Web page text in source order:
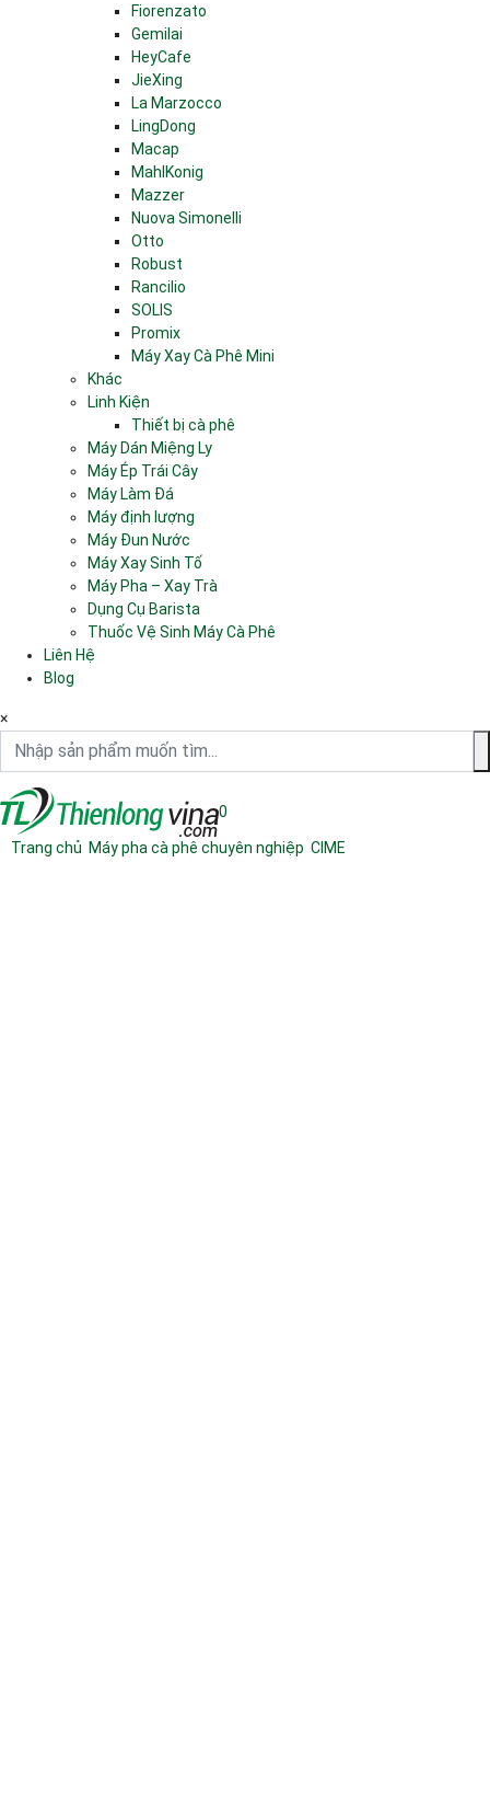
Fiorenzato
Gemilai
HeyCafe
JieXing
La Marzocco
LingDong
Macap
MahlKonig
Mazzer
Nuova Simonelli
Otto
Robust
Rancilio
SOLIS
Promix
Máy Xay Cà Phê Mini
Khác
Linh Kiện
Thiết bị cà phê
Máy Dán Miệng Ly
Máy Ép Trái Cây
Máy Làm Đá
Máy định lượng
Máy Đun Nước
Máy Xay Sinh Tố
Máy Pha – Xay Trà
Dụng Cụ Barista
Thuốc Vệ Sinh Máy Cà Phê
Liên Hệ
Blog
×
Nhập sản phẩm muốn tìm...
0
Trang chủ Máy pha cà phê chuyên nghiệp CIME